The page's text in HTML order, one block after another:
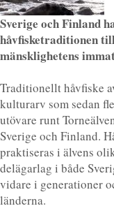
Sverige och Finland
håvfisketraditionen
mänsklighetens
Traditionellt håvfiske
kulturarv som sedan
utövare runt
Sverige och Finland.
praktiseras i älvens
delägarlag i både
vidare i generationer
länderna.